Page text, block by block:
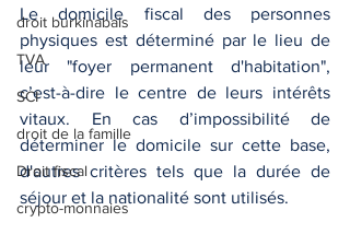
droit burkinabais
TVA
SCI
droit de la famille
Droit fiscal
crypto-monnaies
Le domicile fiscal des personnes
physiques est déterminé par le lieu de
leur "foyer permanent d'habitation",
c’est-à-dire le centre de leurs intérêts
vitaux. En cas d’impossibilité de
déterminer le domicile sur cette base,
d'autres critères tels que la durée de
séjour et la nationalité sont utilisés.